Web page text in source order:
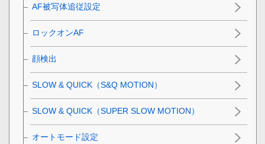
AF被写体追従設定
ロックオンAF
顔検出
SLOW & QUICK（S&Q MOTION）
SLOW & QUICK（SUPER SLOW MOTION）
オートモード設定